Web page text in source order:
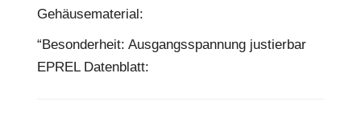
Gehäusematerial:
“Besonderheit: Ausgangsspannung justierbar
EPREL Datenblatt: